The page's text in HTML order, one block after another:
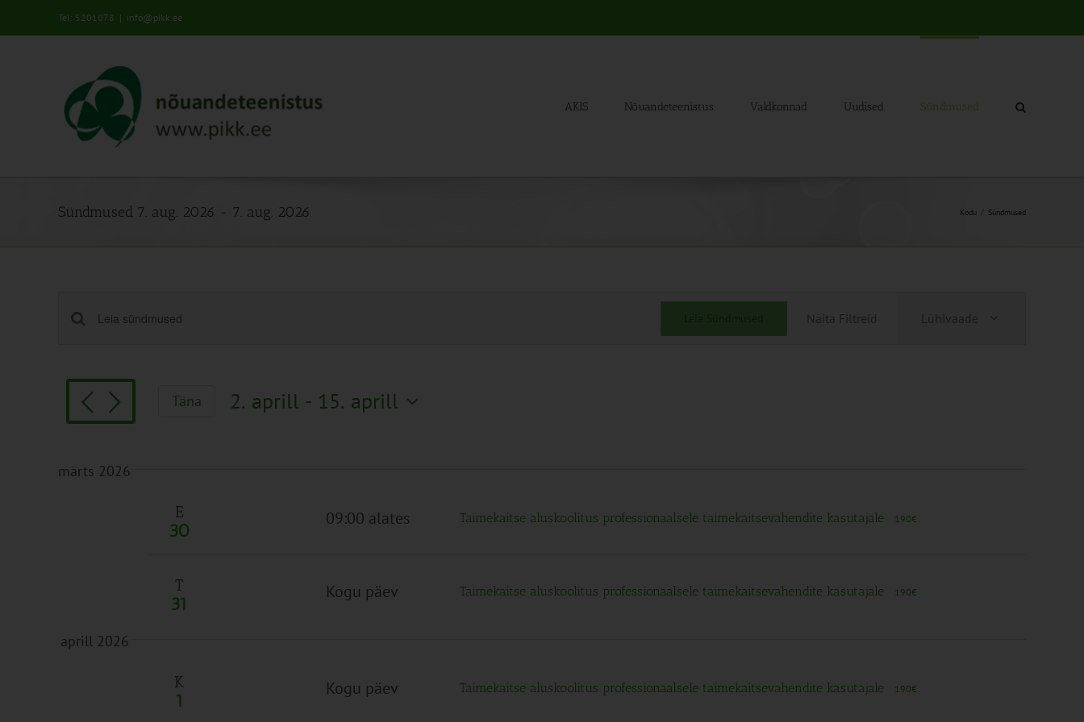
Tel: 5201078 | info@pikk.ee
AKIS Nõuandeteenistus Valdkonnad Uudised Sündmused
Sündmused 7. aug. 2026 - 7. aug. 2026 Kodu Sündmused
Sündmused
Views
Navigation
Enter
for
Sündmused
by
Näita Filtreid
Views
Lühivaade
Täna 2. aprill - 15. aprill
märts 2026
E
30
09:00 alates Taimekaitse aluskoolitus professionaalsele taimekaitsevahendite kasutajale 190€
T
31
Kogu päev Taimekaitse aluskoolitus professionaalsele taimekaitsevahendite kasutajale 190€
aprill 2026
K
1
Kogu päev Taimekaitse aluskoolitus professionaalsele taimekaitsevahendite kasutajale 190€